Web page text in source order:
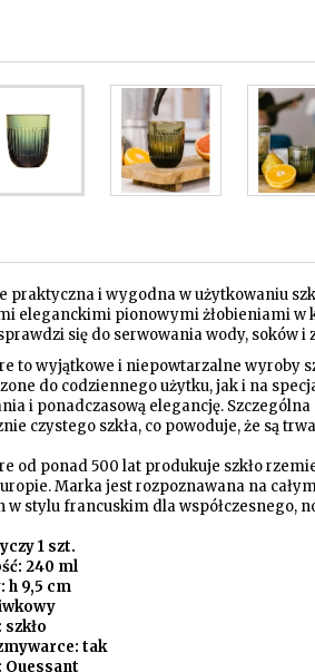
praktyczna i wygodna w użytkowaniu
eleganckimi pionowymi żłobieniami w
się do serwowania wody, soków i
to wyjątkowe i niepowtarzalne wyroby
do codziennego użytku, jak i na
i ponadczasową elegancję.
czystego szkła, co powoduje, że są
od ponad 500 lat produkuje szkło
Marka jest rozpoznawana na
w stylu francuskim dla współczesnego,
1 szt.
240 ml
h 9,5 cm
tak
Ouessant